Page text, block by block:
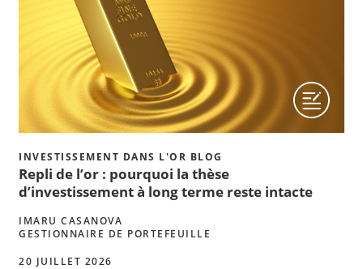
INVESTISSEMENT DANS L'OR BLOG
Repli de l’or : pourquoi la thèse
d’investissement à long terme reste intacte
IMARU CASANOVA
GESTIONNAIRE DE PORTEFEUILLE
20 JUILLET 2026